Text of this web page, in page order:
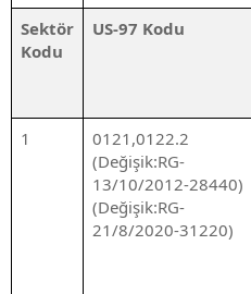
Sektör
Kodu
US-97 Kodu
1
0121,0122.2
(Değişik:RG-
13/10/2012-28440)
(Değişik:RG-
21/8/2020-31220)